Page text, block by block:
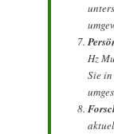
Hz
Sie